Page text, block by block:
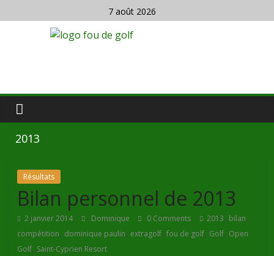
7 août 2026
2013
Résultats
Bilan personnel de 2013
2 janvier 2014 Dominique 0 Comments 2013, bilan,
compétition, dominique paulin, extragolf,fou de golf, Golf, Open
Golf, Saint-Cyprien Resort